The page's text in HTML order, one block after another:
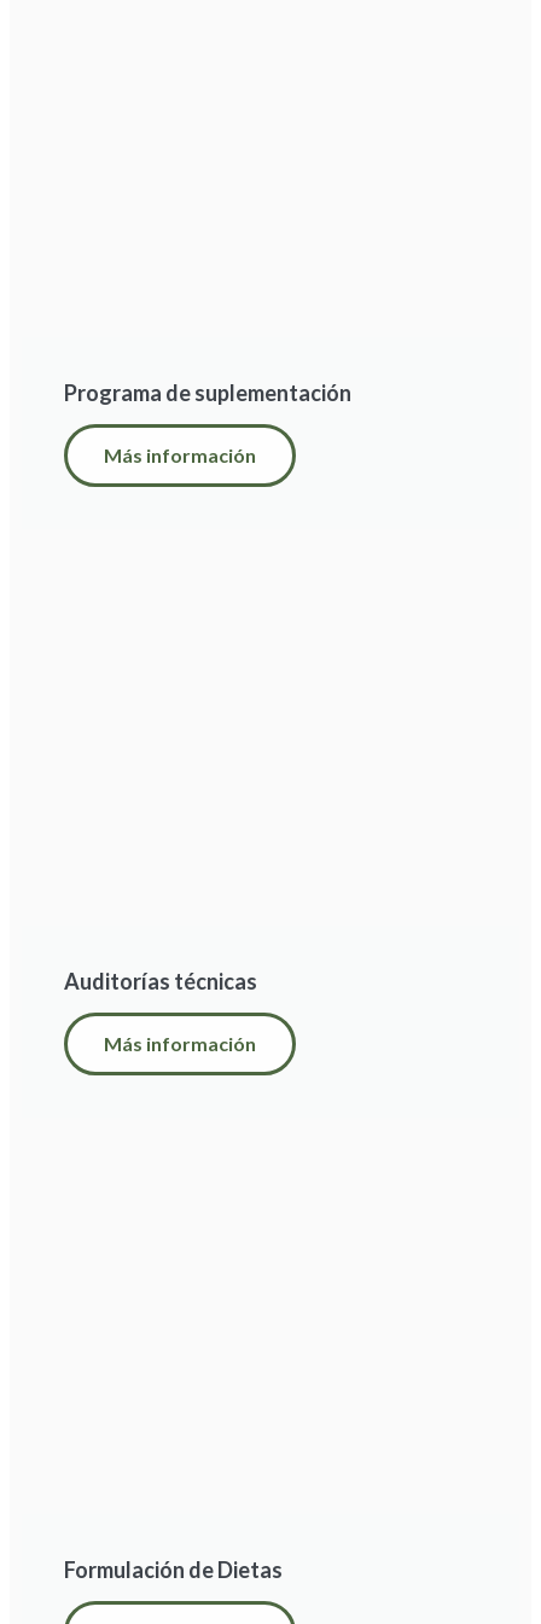
Programa de suplementación
Más información
Auditorías técnicas
Más información
Formulación de Dietas